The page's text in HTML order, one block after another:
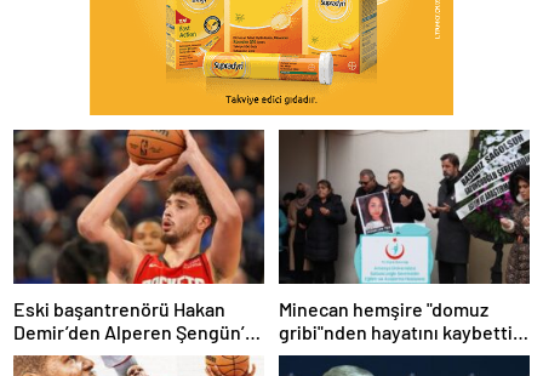
Eski başantrenörü Hakan
Demir’den Alperen Şengün’e
övgü
Minecan hemşire "domuz
gribi"nden hayatını kaybetti –
Haberler | Sağlık Haberleri